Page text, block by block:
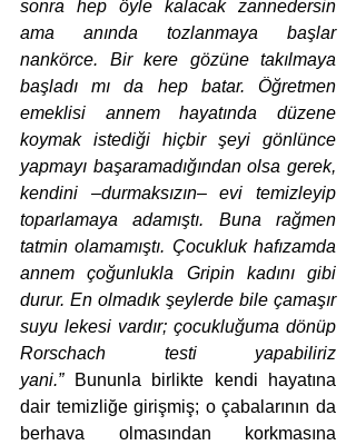
sonra hep öyle kalacak zannedersin
ama anında tozlanmaya başlar
nankörce. Bir kere gözüne takılmaya
başladı mı da hep batar. Öğretmen
emeklisi annem hayatında düzene
koymak istediği hiçbir şeyi gönlünce
yapmayı başaramadığından olsa gerek,
kendini –durmaksızın– evi temizleyip
toparlamaya adamıştı. Buna rağmen
tatmin olamamıştı. Çocukluk hafızamda
annem çoğunlukla Gripin kadını gibi
durur. En olmadık şeylerde bile çamaşır
suyu lekesi vardır; çocukluğuma dönüp
Rorschach testi yapabiliriz
yani.” Bununla birlikte kendi hayatına
dair temizliğe girişmiş; o çabalarının da
berhava olmasından korkmasına